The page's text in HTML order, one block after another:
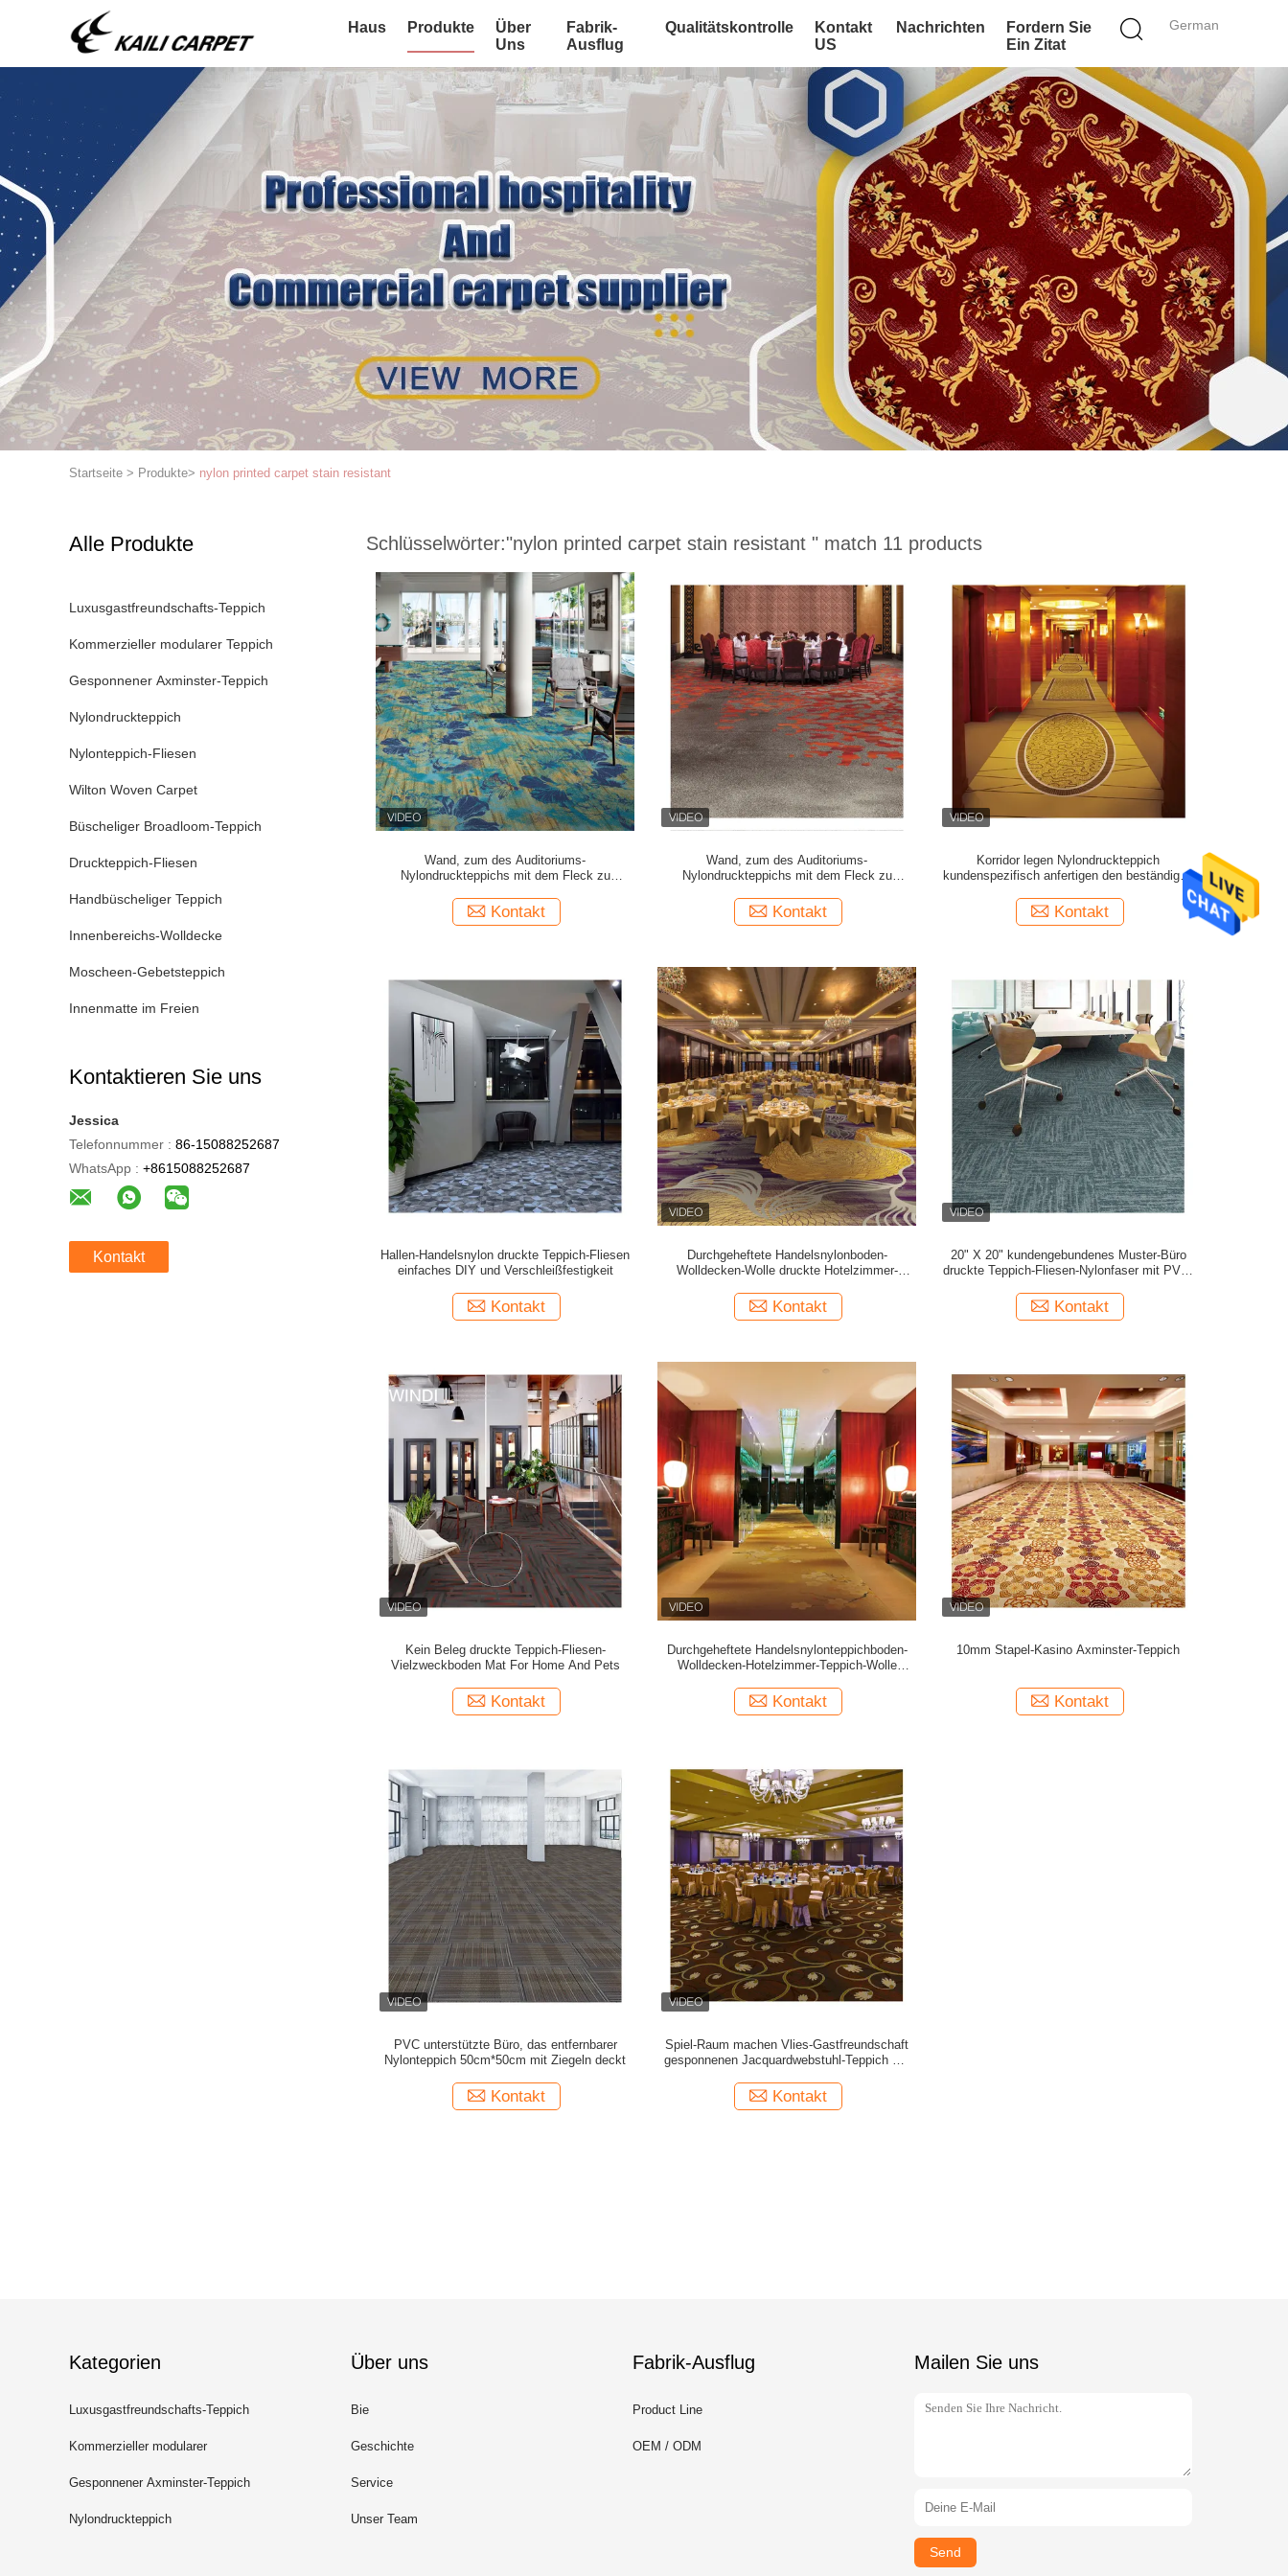
German
Haus Produkte
Über
Uns
Fabrik-
Ausflug
Qualitätskontrolle
Kontakt
US
Nachrichten
Fordern Sie
Ein Zitat
Startseite > Produkte> nylon printed carpet stain resistant
Alle Produkte
Luxusgastfreundschafts-Teppich
Kommerzieller modularer Teppich
Gesponnener Axminster-Teppich
Nylondruckteppich
Nylonteppich-Fliesen
Wilton Woven Carpet
Büscheliger Broadloom-Teppich
Druckteppich-Fliesen
Handbüscheliger Teppich
Innenbereichs-Wolldecke
Moscheen-Gebetsteppich
Innenmatte im Freien
Kontaktieren Sie uns
Jessica
Telefonnummer : 86-15088252687
WhatsApp : +8615088252687
Kontakt
Schlüsselwörter:"nylon printed carpet stain resistant " match 11 products
Wand, zum des Auditoriums-
Nylondruckteppichs mit dem Fleck zu
Kontakt
Wand, zum des Auditoriums-
Nylondruckteppichs mit dem Fleck zu
Kontakt
Korridor legen Nylondruckteppich
kundenspezifisch anfertigen den beständigen
Kontakt
Hallen-Handelsnylon druckte Teppich-Fliesen
einfaches DIY und Verschleißfestigkeit
Kontakt
Durchgeheftete Handelsnylonboden-
Wolldecken-Wolle druckte Hotelzimmer-
Kontakt
20" X 20" kundengebundenes Muster-Büro
druckte Teppich-Fliesen-Nylonfaser mit PVC-
Kontakt
Kein Beleg druckte Teppich-Fliesen-
Vielzweckboden Mat For Home And Pets
Kontakt
Durchgeheftete Handelsnylonteppichboden-
Wolldecken-Hotelzimmer-Teppich-Wolle
Kontakt
10mm Stapel-Kasino Axminster-Teppich
Kontakt
PVC unterstützte Büro, das entfernbarer
Nylonteppich 50cm*50cm mit Ziegeln deckt
Kontakt
Spiel-Raum machen Vlies-Gastfreundschaft
gesponnenen Jacquardwebstuhl-Teppich mit
Kontakt
Kategorien
Luxusgastfreundschafts-Teppich
Kommerzieller modularer
Teppich
Gesponnener Axminster-Teppich
Nylondruckteppich
Über uns
Bie
Geschichte
Service
Unser Team
Fabrik-Ausflug
Product Line
OEM / ODM
Mailen Sie uns
Send